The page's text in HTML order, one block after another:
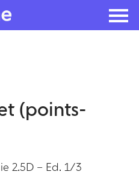
(points-
2.5D – Ed. 1/3